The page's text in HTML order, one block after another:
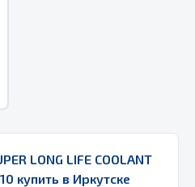
LONG LIFE COOLANT
купить в Иркутске